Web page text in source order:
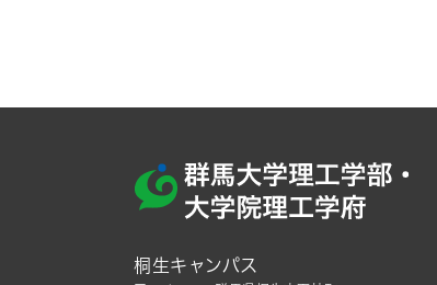
桐生キャンパス